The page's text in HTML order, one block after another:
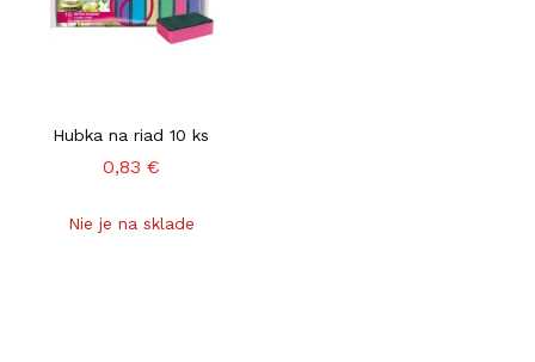
Hubka na riad 10 ks
0,83 €
Nie je na sklade